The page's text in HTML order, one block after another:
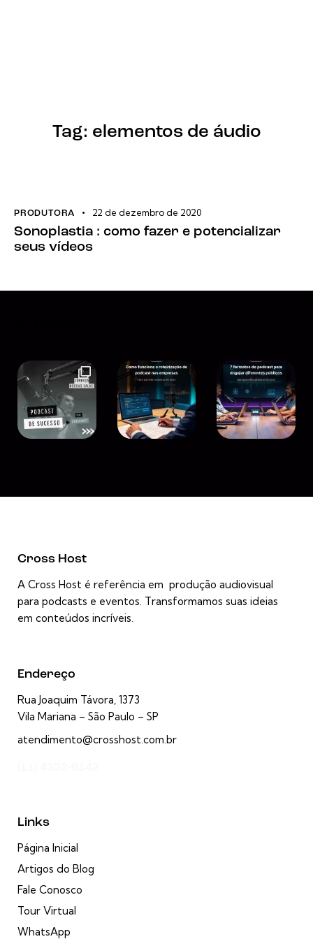
Tag: elementos de áudio
PRODUTORA 22 de dezembro de 2020
Sonoplastia : como fazer e potencializar
seus vídeos
Cross Host
A Cross Host é referência em produção audiovisual
para podcasts e eventos. Transformamos suas ideias
em conteúdos incríveis.
Endereço
Rua Joaquim Távora, 1373
Vila Mariana – São Paulo – SP
atendimento@crosshost.com.br
Links
Página Inicial
Artigos do Blog
Fale Conosco
Tour Virtual
WhatsApp